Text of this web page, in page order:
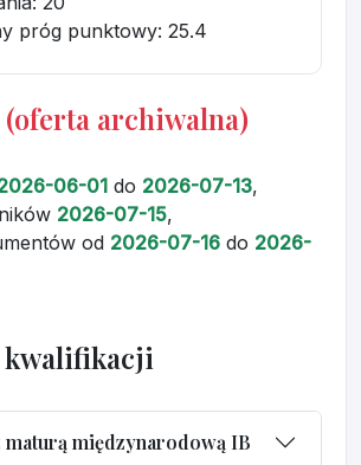
próg punktowy: 25.4
(oferta archiwalna)
06-01 do 2026-07-13,
2026-07-15,
od 2026-07-16 do 2026-
maturą międzynarodową IB